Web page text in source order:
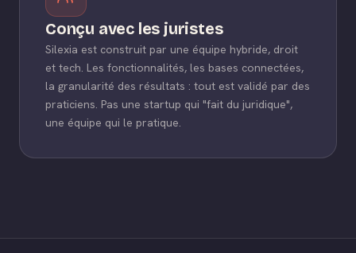
Conçu avec les juristes
Silexia est construit par une équipe hybride, droit
et tech. Les fonctionnalités, les bases connectées,
la granularité des résultats : tout est validé par des
praticiens. Pas une startup qui "fait du juridique",
une équipe qui le pratique.